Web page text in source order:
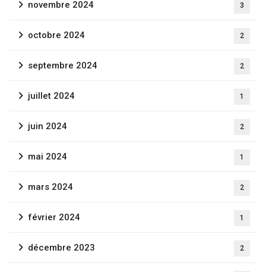
novembre 2024 3
octobre 2024 2
septembre 2024 2
juillet 2024 1
juin 2024 2
mai 2024 1
mars 2024 2
février 2024 1
décembre 2023 2
nouvelles, les mises à jour et les offres spéciales
Fermer